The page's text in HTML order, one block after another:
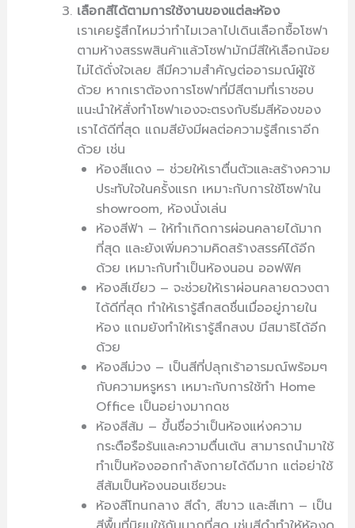
เลือกสีได้ตามการใช้งานของแต่ละห้อง
เราเคยรู้สึกไหมว่าทำไมเวลาไปเดินเลือกซื้อโซฟา
ตามห้างสรรพสินค้าแล้วโซฟามักมีสีให้เลือกน้อย
ไม่ได้ดั่งใจเลย สีมีความสำคัญต่ออารมณ์ผู้ใช้
ด้วย หากเราต้องการโซฟาที่มีสีตามที่เราชอบ
แนะนำให้สั่งทำโซฟาเองจะตรงกับธีมสีห้องของ
เราได้ดีที่สุด แถมสียังมีผลต่อความรู้สึกเราอีก
ด้วย เช่น
ห้องสีแดง – ช่วยให้เราตื่นตัวและสร้างความ
ประทับใจในครั้งแรก เหมาะกับการใช้โซฟาใน
showroom, ห้องนั่งเล่น
ห้องสีฟ้า – ให้ทำเกิดการผ่อนคลายได้มาก
ที่สุด และยังเพิ่มความคิดสร้างสรรค์ได้อีก
ด้วย เหมาะกับทำเป็นห้องนอน ออฟฟิศ
ห้องสีเขียว – จะช่วยให้เราผ่อนคลายดวงตา
ได้ดีที่สุด ทำให้เรารู้สึกสดชื่นเมื่ออยู่ภายใน
ห้อง แถมยังทำให้เรารู้สึกสงบ มีสมาธิได้อีก
ด้วย
ห้องสีม่วง – เป็นสีที่ปลุกเร้าอารมณ์พร้อมๆ
กับความหรูหรา เหมาะกับการใช้ทำ Home
Office เป็นอย่างมากดช
ห้องสีส้ม – ขึ้นชื่อว่าเป็นห้องแห่งความ
กระตือรือร้นและความตื่นเต้น สามารถนำมาใช้
ทำเป็นห้องออกกำลังกายได้ดีมาก แต่อย่าใช้
สีส้มเป็นห้องนอนเชียวนะ
ห้องสีโทนกลาง สีดำ, สีขาว และสีเทา – เป็น